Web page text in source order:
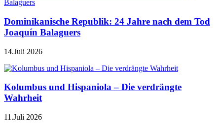
Dominikanische Republik: 24 Jahre nach dem Tod
Joaquín Balaguers
14.Juli 2026
Kolumbus und Hispaniola – Die verdrängte
Wahrheit
11.Juli 2026